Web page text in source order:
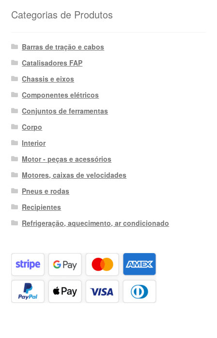
Categorias de Produtos
Barras de tração e cabos
Catalisadores FAP
Chassis e eixos
Componentes elétricos
Conjuntos de ferramentas
Corpo
Interior
Motor - peças e acessórios
Motores, caixas de velocidades
Pneus e rodas
Recipientes
Refrigeração, aquecimento, ar condicionado